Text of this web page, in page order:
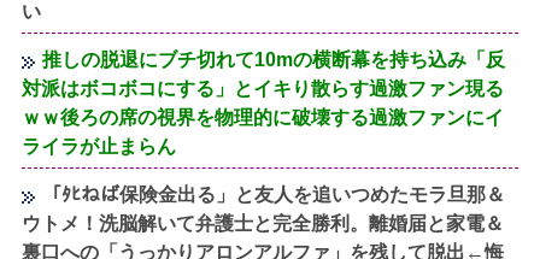
い
推しの脱退にブチ切れて10mの横断幕を持ち込み「反
対派はボコボコにする」とイキり散らす過激ファン現る
ｗｗ後ろの席の視界を物理的に破壊する過激ファンにイ
ライラが止まらん
「ﾀﾋねば保険金出る」と友人を追いつめたモラ旦那＆
ウトメ！洗脳解いて弁護士と完全勝利。離婚届と家電＆
裏口への「うっかりアロンアルファ」を残して脱出←悔